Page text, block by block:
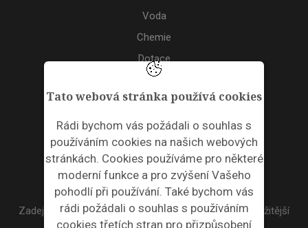
Tato webová stránka používá cookies
Rádi bychom vás požádali o souhlas s
používáním cookies na našich webových
stránkách. Cookies používáme pro některé
moderní funkce a pro zvýšení Vašeho
pohodlí při používání. Také bychom vás
rádi požádali o souhlas s používáním
cookies třetích stran pro přizpůsobení
Voda
Chemie
Dotace
Akce
ODPADNÍ PLASTY
NEWSLETTER
Zadejte váš email a my Vám budeme zasílat ty nejdůležitější
informace, maximálně 1x týdně.